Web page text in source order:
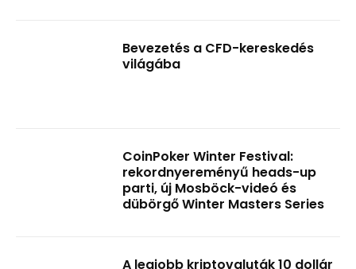
Bevezetés a CFD-kereskedés
világába
CoinPoker Winter Festival:
rekordnyereményű heads-up
parti, új Mosböck-videó és
dübörgő Winter Masters Series
A legjobb kriptovaluták 10 dollár